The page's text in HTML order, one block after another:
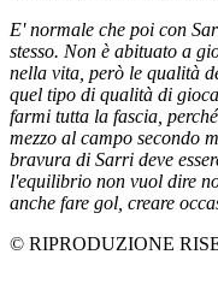
E' normale che poi con
stesso. Non è abituato a
nella vita, però le qualità
quel tipo di qualità di
farmi tutta la fascia,
mezzo al campo secondo
bravura di Sarri deve
l'equilibrio non vuol dire
anche fare gol, creare
© RIPRODUZIONE